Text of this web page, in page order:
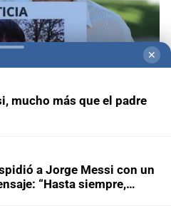
15 años de prisión para
✕
mucho más que el padre
a Jorge Messi con un
“Hasta siempre,